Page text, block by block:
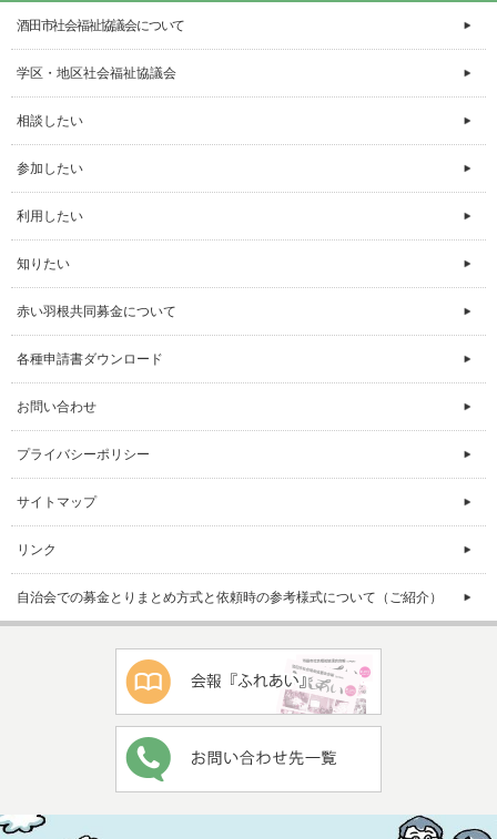
酒田市社会福祉協議会について
学区・地区社会福祉協議会
相談したい
参加したい
利用したい
知りたい
赤い羽根共同募金について
各種申請書ダウンロード
お問い合わせ
プライバシーポリシー
サイトマップ
リンク
自治会での募金とりまとめ方式と依頼時の参考様式について（ご紹介）